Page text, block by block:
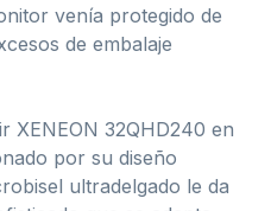
venía protegido de
de embalaje
XENEON 32QHD240 en
por su diseño
ultradelgado le da